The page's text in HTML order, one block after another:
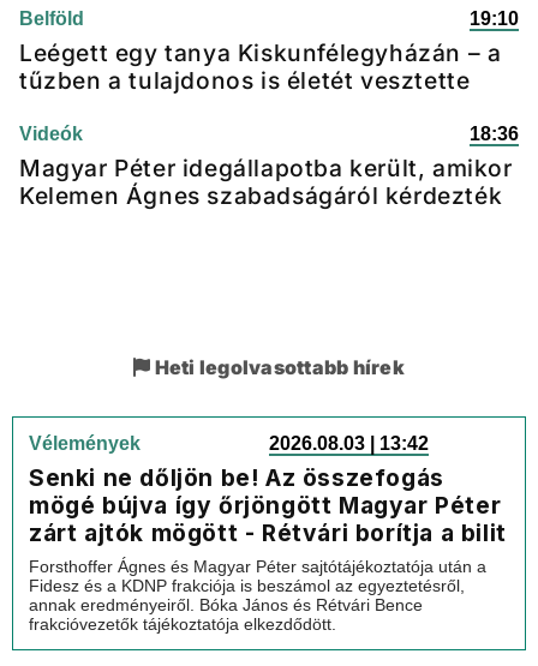
Belföld 19:10
Leégett egy tanya Kiskunfélegyházán – a
tűzben a tulajdonos is életét vesztette
Videók 18:36
Magyar Péter idegállapotba került, amikor
Kelemen Ágnes szabadságáról kérdezték
Heti legolvasottabb hírek
Vélemények 2026.08.03 | 13:42
Senki ne dőljön be! Az összefogás
mögé bújva így őrjöngött Magyar Péter
zárt ajtók mögött - Rétvári borítja a bilit
Forsthoffer Ágnes és Magyar Péter sajtótájékoztatója után a
Fidesz és a KDNP frakciója is beszámol az egyeztetésről,
annak eredményeiről. Bóka János és Rétvári Bence
frakcióvezetők tájékoztatója elkezdődött.